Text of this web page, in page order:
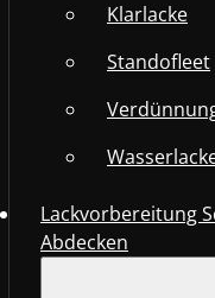
Klarlacke
Standofleet
Lackvorbereitung
Abdecken